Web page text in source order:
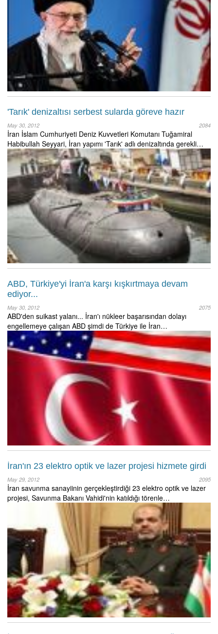
'Tarık' denizaltısı serbest sularda göreve hazır
May 30, 2012 2084
İran İslam Cumhuriyeti Deniz Kuvvetleri Komutanı Tuğamiral
Habibullah Seyyari, İran yapımı 'Tarık' adlı denizaltında gerekli…
ABD, Türkiye'yi İran'a karşı kışkırtmaya devam
ediyor...
May 30, 2012 2075
ABD'den suikast yalanı... İran'ı nükleer başarısından dolayı
engellemeye çalışan ABD şimdi de Türkiye ile İran…
İran'ın 23 elektro optik ve lazer projesi hizmete girdi
May 29, 2012 2095
İran savunma sanayiinin gerçekleştirdiği 23 elektro optik ve lazer
projesi, Savunma Bakanı Vahidi'nin katıldığı törenle…